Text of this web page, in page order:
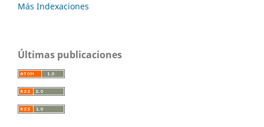
Más Indexaciones
Últimas publicaciones